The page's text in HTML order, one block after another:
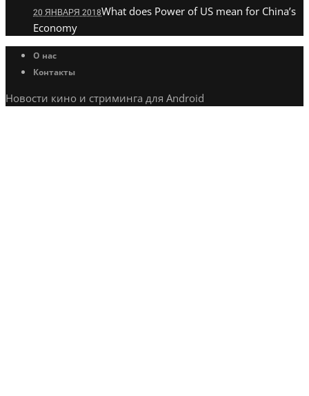
20 ЯНВАРЯ 2018What does Power of US mean for China’s
Economy
О нас
Контакты
Новости кино и стриминга для Android